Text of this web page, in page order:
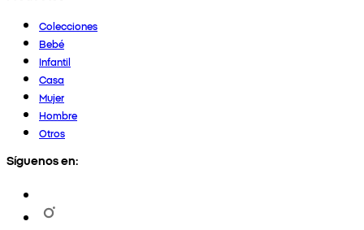
Colecciones
Bebé
Infantil
Casa
Mujer
Hombre
Otros
Síguenos en: